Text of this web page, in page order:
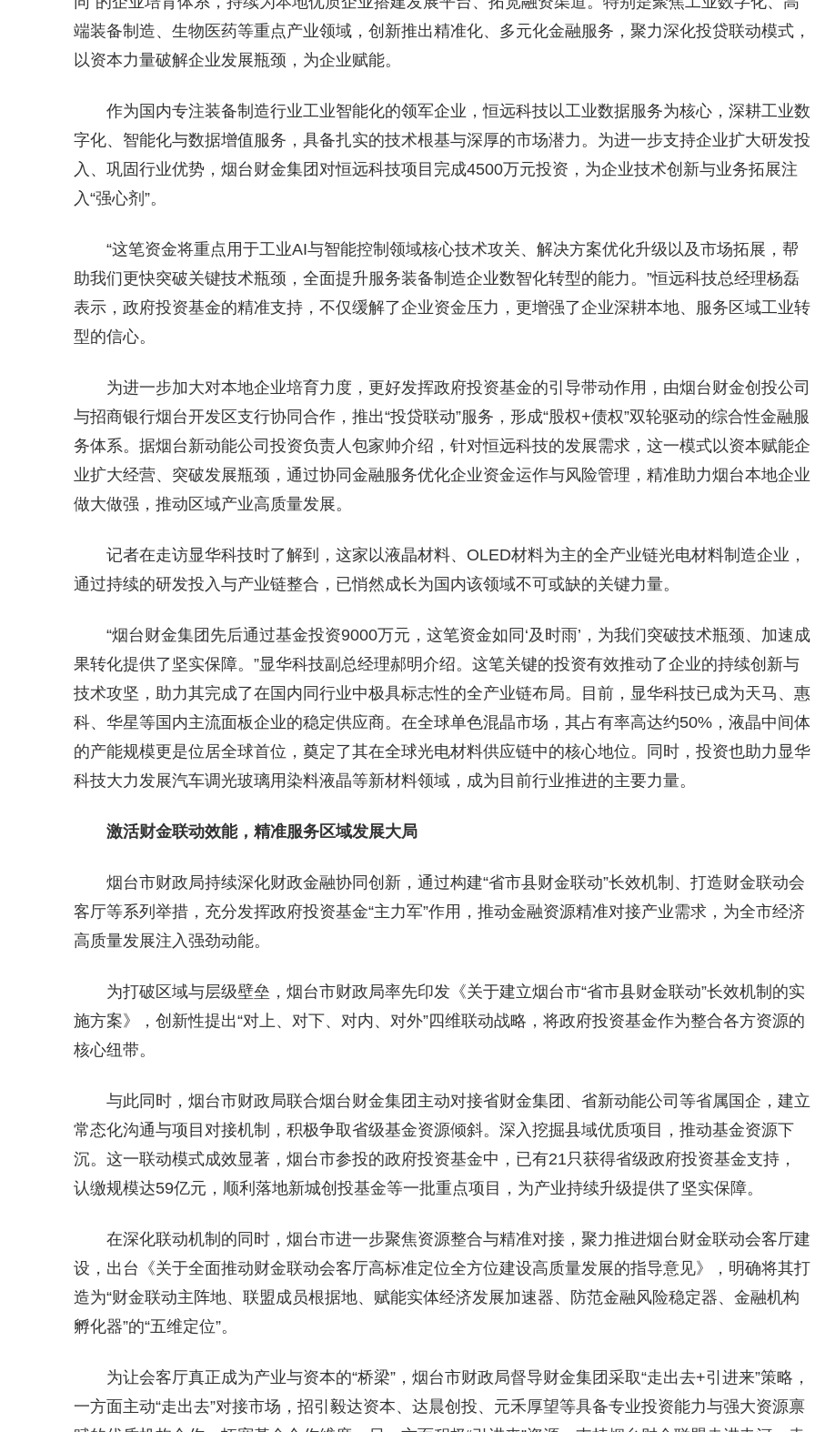
端装备制造、生物医药等重点产业领域，创新推出精准化、多元化金融服务，聚力深化投贷联动模式，
以资本力量破解企业发展瓶颈，为企业赋能。
作为国内专注装备制造行业工业智能化的领军企业，恒远科技以工业数据服务为核心，深耕工业数
字化、智能化与数据增值服务，具备扎实的技术根基与深厚的市场潜力。为进一步支持企业扩大研发投
入、巩固行业优势，烟台财金集团对恒远科技项目完成4500万元投资，为企业技术创新与业务拓展注
入“强心剂”。
“这笔资金将重点用于工业AI与智能控制领域核心技术攻关、解决方案优化升级以及市场拓展，帮
助我们更快突破关键技术瓶颈，全面提升服务装备制造企业数智化转型的能力。”恒远科技总经理杨磊
表示，政府投资基金的精准支持，不仅缓解了企业资金压力，更增强了企业深耕本地、服务区域工业转
型的信心。
为进一步加大对本地企业培育力度，更好发挥政府投资基金的引导带动作用，由烟台财金创投公司
与招商银行烟台开发区支行协同合作，推出“投贷联动”服务，形成“股权+债权”双轮驱动的综合性金融服
务体系。据烟台新动能公司投资负责人包家帅介绍，针对恒远科技的发展需求，这一模式以资本赋能企
业扩大经营、突破发展瓶颈，通过协同金融服务优化企业资金运作与风险管理，精准助力烟台本地企业
做大做强，推动区域产业高质量发展。
记者在走访显华科技时了解到，这家以液晶材料、OLED材料为主的全产业链光电材料制造企业，
通过持续的研发投入与产业链整合，已悄然成长为国内该领域不可或缺的关键力量。
“烟台财金集团先后通过基金投资9000万元，这笔资金如同‘及时雨’，为我们突破技术瓶颈、加速成
果转化提供了坚实保障。”显华科技副总经理郝明介绍。这笔关键的投资有效推动了企业的持续创新与
技术攻坚，助力其完成了在国内同行业中极具标志性的全产业链布局。目前，显华科技已成为天马、惠
科、华星等国内主流面板企业的稳定供应商。在全球单色混晶市场，其占有率高达约50%，液晶中间体
的产能规模更是位居全球首位，奠定了其在全球光电材料供应链中的核心地位。同时，投资也助力显华
科技大力发展汽车调光玻璃用染料液晶等新材料领域，成为目前行业推进的主要力量。
激活财金联动效能，精准服务区域发展大局
烟台市财政局持续深化财政金融协同创新，通过构建“省市县财金联动”长效机制、打造财金联动会
客厅等系列举措，充分发挥政府投资基金“主力军”作用，推动金融资源精准对接产业需求，为全市经济
高质量发展注入强劲动能。
为打破区域与层级壁垒，烟台市财政局率先印发《关于建立烟台市“省市县财金联动”长效机制的实
施方案》，创新性提出“对上、对下、对内、对外”四维联动战略，将政府投资基金作为整合各方资源的
核心纽带。
与此同时，烟台市财政局联合烟台财金集团主动对接省财金集团、省新动能公司等省属国企，建立
常态化沟通与项目对接机制，积极争取省级基金资源倾斜。深入挖掘县域优质项目，推动基金资源下
沉。这一联动模式成效显著，烟台市参投的政府投资基金中，已有21只获得省级政府投资基金支持，
认缴规模达59亿元，顺利落地新城创投基金等一批重点项目，为产业持续升级提供了坚实保障。
在深化联动机制的同时，烟台市进一步聚焦资源整合与精准对接，聚力推进烟台财金联动会客厅建
设，出台《关于全面推动财金联动会客厅高标准定位全方位建设高质量发展的指导意见》，明确将其打
造为“财金联动主阵地、联盟成员根据地、赋能实体经济发展加速器、防范金融风险稳定器、金融机构
孵化器”的“五维定位”。
为让会客厅真正成为产业与资本的“桥梁”，烟台市财政局督导财金集团采取“走出去+引进来”策略，
一方面主动“走出去”对接市场，招引毅达资本、达晨创投、元禾厚望等具备专业投资能力与强大资源禀